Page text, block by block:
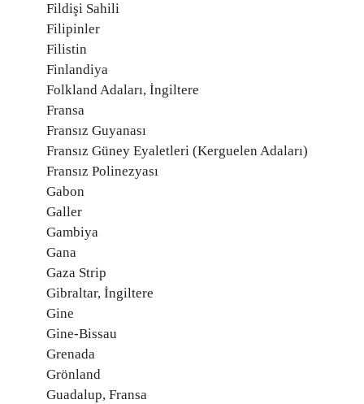
Fildişi Sahili
Filipinler
Filistin
Finlandiya
Folkland Adaları, İngiltere
Fransa
Fransız Guyanası
Fransız Güney Eyaletleri (Kerguelen Adaları)
Fransız Polinezyası
Gabon
Galler
Gambiya
Gana
Gaza Strip
Gibraltar, İngiltere
Gine
Gine-Bissau
Grenada
Grönland
Guadalup, Fransa